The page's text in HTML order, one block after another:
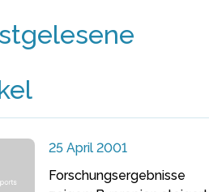
25 April 2001
Forschungsergebnisse